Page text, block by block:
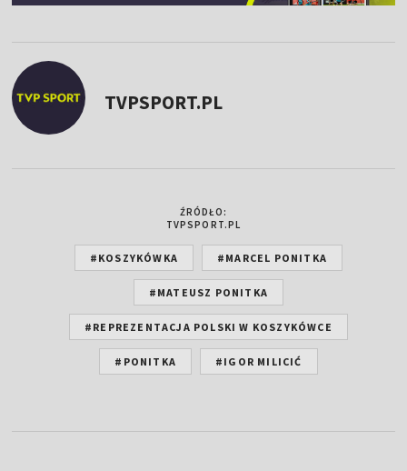
TVPSPORT.PL
ŹRÓDŁO:
TVPSPORT.PL
#KOSZYKÓWKA #MARCEL PONITKA
#MATEUSZ PONITKA
#REPREZENTACJA POLSKI W KOSZYKÓWCE
#PONITKA #IGOR MILICIĆ